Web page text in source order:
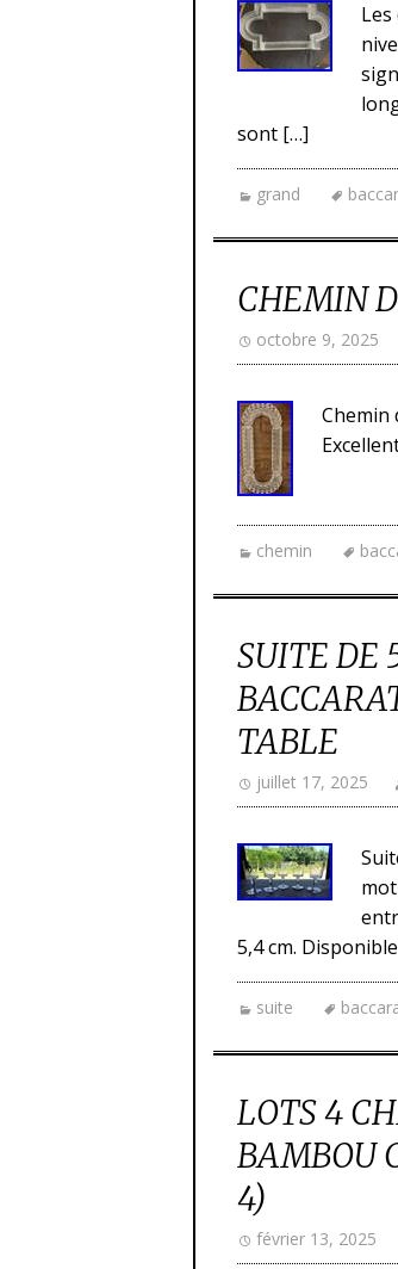
sont […]
grand
CHEMIN
octobre 9, 2025
Chemin
chemin
SUITE DE
TABLE
juillet 17, 2025
5,4 cm.
suite
LOTS 4
BAMBOU
4)
février 13, 2025